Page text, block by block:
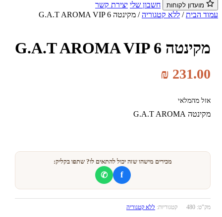
חשבון שלי יצירת קשר
הבית/ללא קטגוריה/ מקינטה G.A.T AROMA VIP 6
מקינטה G.A.T AROMA VIP 6
₪231.00
אזל מהמלאי
מקינטה G.A.T AROMA
מכירים מישהו שזה יכול להתאים לו? שתפו בקליק:
✆
מק"ט:480 קטגוריות:ללא קטגוריה